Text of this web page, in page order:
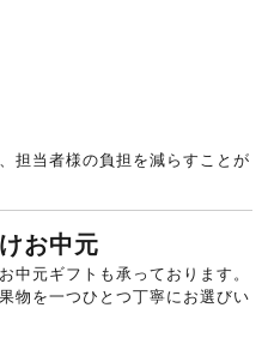
担当者様の負担を減らすことが
お中元
中元ギフトも承っております。
物を一つひとつ丁寧にお選びい